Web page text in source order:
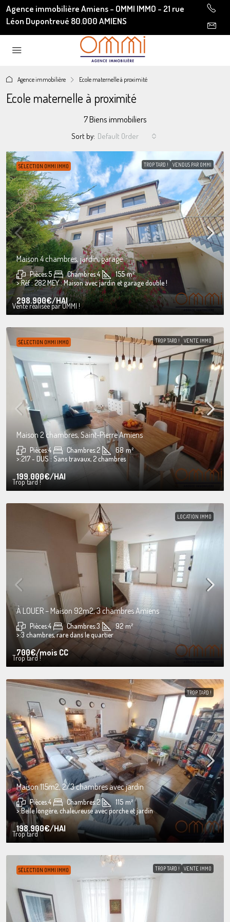
Agence immobilière Amiens - OMMI IMMO - 21 rue
Léon Dupontreué 80.000 AMIENS
Agence immobilière Ecole maternelle à proximité
Ecole maternelle à proximité
7 Biens immobiliers
Sort by: Default Order
Vente réalisée par OMMI !
SÉLECTION OMMI IMMO TROP TARD ! VENDUS PAR OMMI
Maison 4 chambres, jardin, garage
Pièces:5 Chambres:4 155 m²
>:Réf : 282 MEY : Maison avec jardin et garage double !
298.900€/HAI
Trop tard !
SÉLECTION OMMI IMMO TROP TARD ! VENTE IMMO
Maison 2 chambres, Saint-Pierre Amiens
Pièces:4 Chambres:2 68 m²
>:217 - DUS : Sans travaux, 2 chambres
199.000€/HAI
Trop tard !
LOCATION IMMO
À LOUER – Maison 92m2, 3 chambres Amiens
Pièces:4 Chambres:3 92 m²
>:3 chambres, rare dans le quartier
700€/mois CC
Trop tard
TROP TARD !
Maison 115m2, 2/3 chambres avec jardin
Pièces:4 Chambres:2 115 m²
>:Belle longère, chaleureuse avec porche et jardin
198.900€/HAI
SÉLECTION OMMI IMMO TROP TARD ! VENTE IMMO